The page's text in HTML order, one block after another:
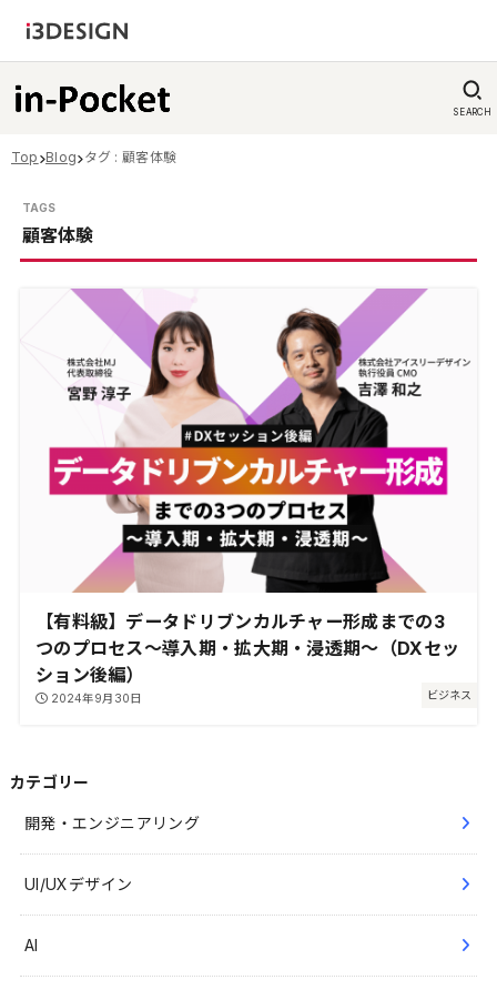
SEARCH
Top Blog タグ : 顧客体験
顧客体験
ビジネス
【有料級】データドリブンカルチャー形成までの3
つのプロセス～導入期・拡大期・浸透期～（DXセッ
ション後編）
2024年9月30日
カテゴリー
開発・エンジニアリング
UI/UXデザイン
AI